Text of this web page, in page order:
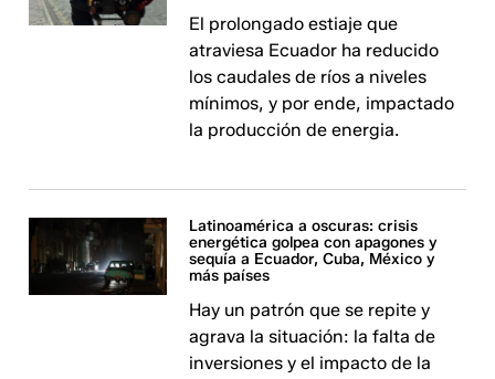
El prolongado estiaje que
atraviesa Ecuador ha reducido
los caudales de ríos a niveles
mínimos, y por ende, impactado
la producción de energia.
Latinoamérica a oscuras: crisis
energética golpea con apagones y
sequía a Ecuador, Cuba, México y
más países
Hay un patrón que se repite y
agrava la situación: la falta de
inversiones y el impacto de la